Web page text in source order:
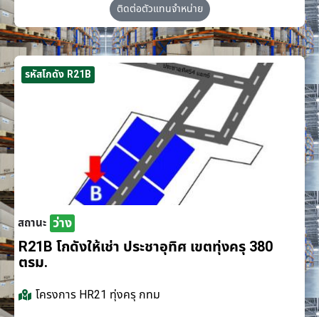
ติดต่อตัวแทนจำหน่าย
รหัสโกดัง R21B
สถานะ ว่าง
R21B โกดังให้เช่า ประชาอุทิศ เขตทุ่งครุ 380
ตรม.
โครงการ HR21 ทุ่งครุ กทม